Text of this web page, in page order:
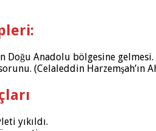
Doğu Anadolu bölgesine gelmesi.
(Celaleddin Harzemşah’ın
yıkıldı.